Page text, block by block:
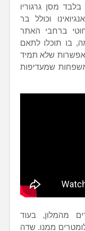
400 מטרים בלבד מסן גרגוריו
אנגיואינו וכולל בר
ברחבי האתר
בו תוכלו לתאם
אפשרות שלא תמיד
שמעדיפות
1.1 קילומטרים מהמלון, בעוד
ראלה נאפולי נמצא 1.3 קילומטרים ממנו. שדה